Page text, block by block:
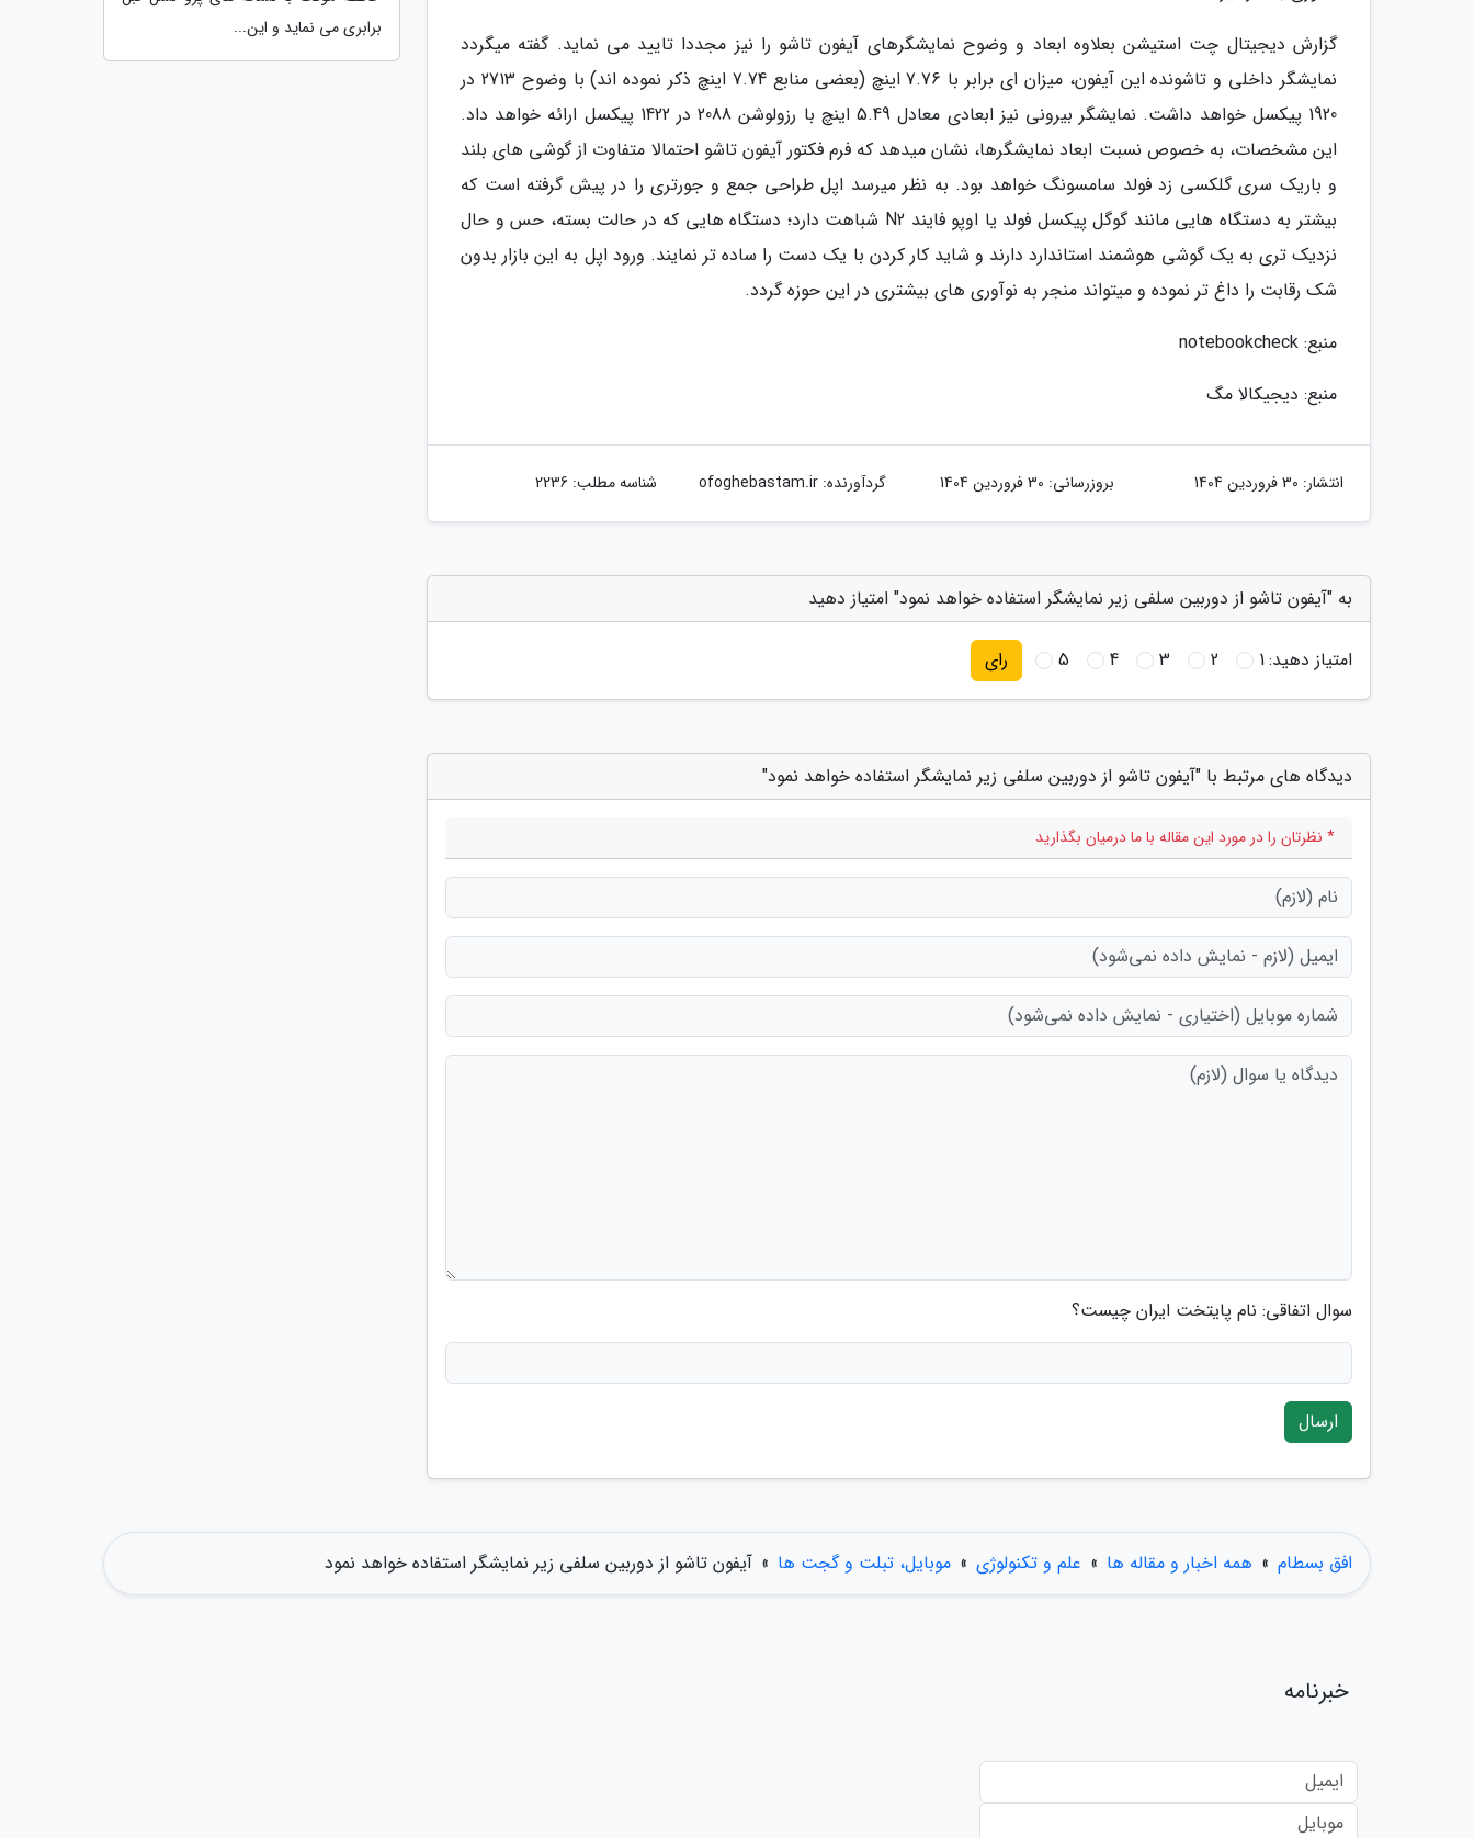
گزارش دیجیتال چت استیشن بعلاوه ابعاد و وضوح نمایشگرهای آیفون تاشو را نیز مجددا تایید می نماید. گفته میگردد
نمایشگر داخلی و تاشونده این آیفون، میزان ای برابر با 7.76 اینچ (بعضی منابع 7.74 اینچ ذکر نموده اند) با وضوح 2713 در
1920 پیکسل خواهد داشت. نمایشگر بیرونی نیز ابعادی معادل 5.49 اینچ با رزولوشن 2088 در 1422 پیکسل ارائه خواهد داد.
این مشخصات، به خصوص نسبت ابعاد نمایشگرها، نشان میدهد که فرم فکتور آیفون تاشو احتمالا متفاوت از گوشی های بلند
و باریک سری گلکسی زد فولد سامسونگ خواهد بود. به نظر میرسد اپل طراحی جمع و جورتری را در پیش گرفته است که
بیشتر به دستگاه هایی مانند گوگل پیکسل فولد یا اوپو فایند N2 شباهت دارد؛ دستگاه هایی که در حالت بسته، حس و حال
نزدیک تری به یک گوشی هوشمند استاندارد دارند و شاید کار کردن با یک دست را ساده تر نمایند. ورود اپل به این بازار بدون
شک رقابت را داغ تر نموده و میتواند منجر به نوآوری های بیشتری در این حوزه گردد.
منبع: notebookcheck
منبع: دیجیکالا مگ
انتشار: 30 فروردین 1404 بروزرسانی: 30 فروردین 1404 گردآورنده:ofoghebastam.ir شناسه مطلب: 2236
به "آیفون تاشو از دوربین سلفی زیر نمایشگر استفاده خواهد نمود" امتیاز دهید
امتیاز دهید:1
2
3
4
5 رای
دیدگاه های مرتبط با "آیفون تاشو از دوربین سلفی زیر نمایشگر استفاده خواهد نمود"
* نظرتان را در مورد این مقاله با ما درمیان بگذارید
سوال اتفاقی: نام پایتخت ایران چیست؟
ارسال
برابری می نماید و این...
افق بسطام » همه اخبار و مقاله ها » علم و تکنولوژی » موبایل، تبلت و گجت ها » آیفون تاشو از دوربین سلفی زیر نمایشگر استفاده خواهد نمود
خبرنامه